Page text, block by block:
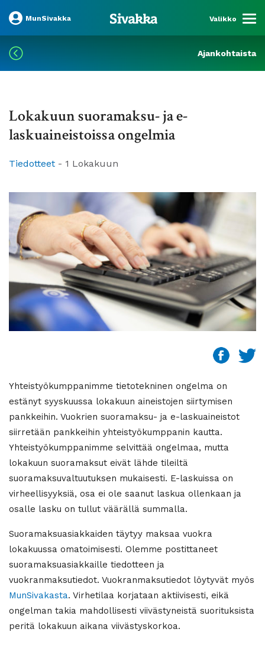
MunSivakka Valikko
Ajankohtaista
Lokakuun suoramaksu- ja e-
laskuaineistoissa ongelmia
Tiedotteet - 1 Lokakuun
Yhteistyökumppanimme tietotekninen ongelma on
estänyt syyskuussa lokakuun aineistojen siirtymisen
pankkeihin. Vuokrien suoramaksu- ja e-laskuaineistot
siirretään pankkeihin yhteistyökumppanin kautta.
Yhteistyökumppanimme selvittää ongelmaa, mutta
lokakuun suoramaksut eivät lähde tileiltä
suoramaksuvaltuutuksen mukaisesti. E-laskuissa on
virheellisyyksiä, osa ei ole saanut laskua ollenkaan ja
osalle lasku on tullut väärällä summalla.
Suoramaksuasiakkaiden täytyy maksaa vuokra
lokakuussa omatoimisesti. Olemme postittaneet
suoramaksuasiakkaille tiedotteen ja
vuokranmaksutiedot. Vuokranmaksutiedot löytyvät myös
MunSivakasta. Virhetilaa korjataan aktiivisesti, eikä
ongelman takia mahdollisesti viivästyneistä suorituksista
peritä lokakuun aikana viivästyskorkoa.